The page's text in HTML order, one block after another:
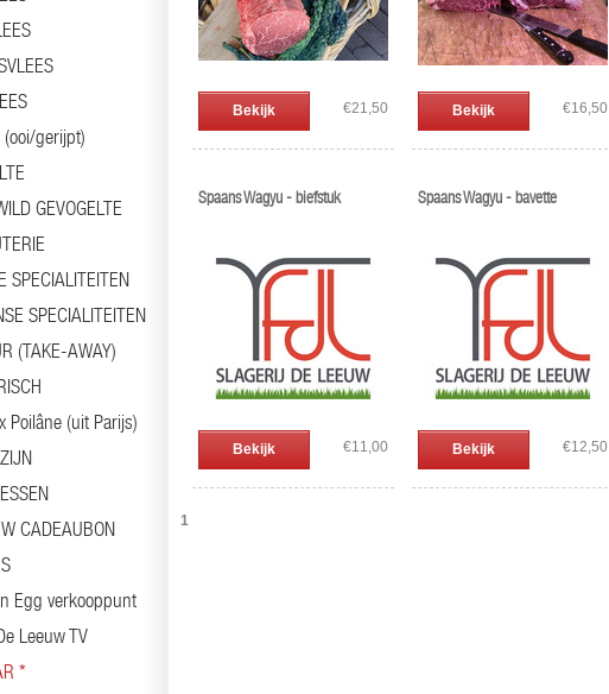
(ooi/gerijpt)
GEVOGELTE
SPECIALITEITEN
SPECIALITEITEN
(TAKE-AWAY)
Poilâne (uit Parijs)
CADEAUBON
Egg verkooppunt
Leeuw TV
*
Bekijk €21,50 Bekijk €16,50
Spaans Wagyu - biefstuk
Bekijk €11,00
Spaans Wagyu - bavette
Bekijk €12,50
1